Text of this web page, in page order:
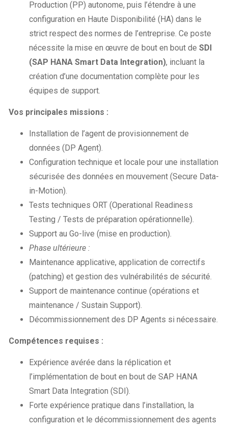
Production (PP) autonome, puis l’étendre à une
configuration en Haute Disponibilité (HA) dans le
strict respect des normes de l’entreprise. Ce poste
nécessite la mise en œuvre de bout en bout de SDI
(SAP HANA Smart Data Integration), incluant la
création d’une documentation complète pour les
équipes de support.
Vos principales missions :
Installation de l’agent de provisionnement de
données (DP Agent).
Configuration technique et locale pour une installation
sécurisée des données en mouvement (Secure Data-
in-Motion).
Tests techniques ORT (Operational Readiness
Testing / Tests de préparation opérationnelle).
Support au Go-live (mise en production).
Phase ultérieure :
Maintenance applicative, application de correctifs
(patching) et gestion des vulnérabilités de sécurité.
Support de maintenance continue (opérations et
maintenance / Sustain Support).
Décommissionnement des DP Agents si nécessaire.
Compétences requises :
Expérience avérée dans la réplication et
l’implémentation de bout en bout de SAP HANA
Smart Data Integration (SDI).
Forte expérience pratique dans l’installation, la
configuration et le décommissionnement des agents